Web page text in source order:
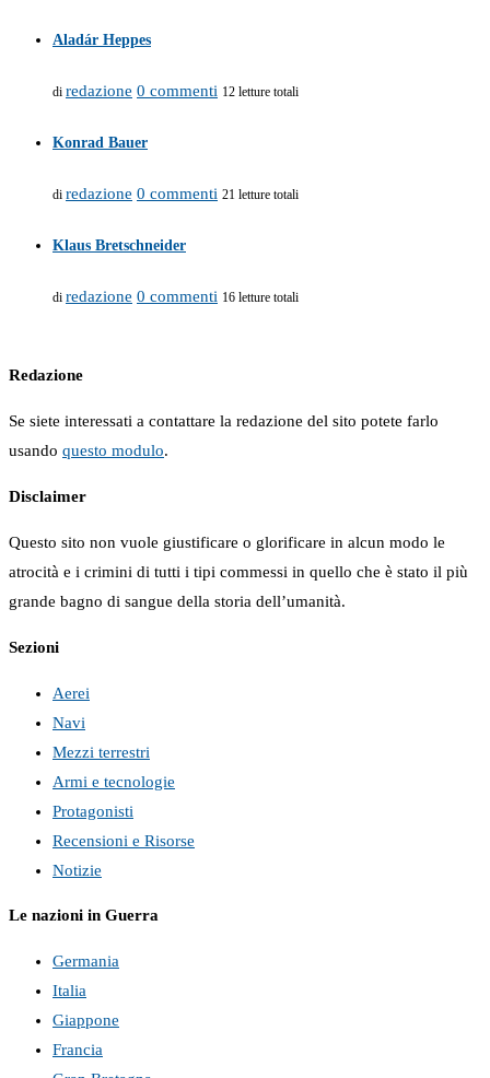
Aladár Heppes
di redazione 0 commenti 12 letture totali
Konrad Bauer
di redazione 0 commenti 21 letture totali
Klaus Bretschneider
di redazione 0 commenti 16 letture totali
Redazione
Se siete interessati a contattare la redazione del sito potete farlo
usando questo modulo.
Disclaimer
Questo sito non vuole giustificare o glorificare in alcun modo le
atrocità e i crimini di tutti i tipi commessi in quello che è stato il più
grande bagno di sangue della storia dell’umanità.
Sezioni
Aerei
Navi
Mezzi terrestri
Armi e tecnologie
Protagonisti
Recensioni e Risorse
Notizie
Le nazioni in Guerra
Germania
Italia
Giappone
Francia